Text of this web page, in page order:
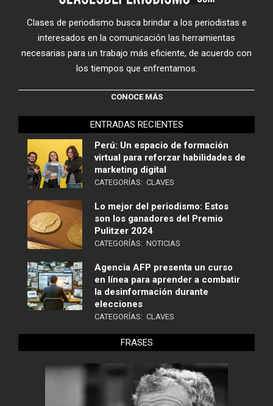
Clases de periodismo busca brindar a los periodistas e
interesados en la comunicación las herramientas
necesarias para un trabajo más eficiente, de acuerdo con
los tiempos que enfrentamos.
CONOCE MÁS
ENTRADAS RECIENTES
Perú: Un espacio de formación
virtual para reforzar habilidades de
marketing digital
CATEGORÍAS: CLAVES
Lo mejor del periodismo: Estos
son los ganadores del Premio
Pulitzer 2024
CATEGORÍAS: NOTICIAS
Agencia AFP presenta un curso
en línea para aprender a combatir
la desinformación durante
elecciones
CATEGORÍAS: CLAVES
FRASES